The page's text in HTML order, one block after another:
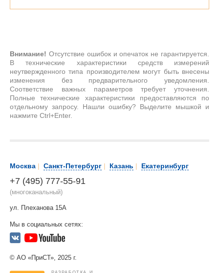
Внимание! Отсутствие ошибок и опечаток не гарантируется.
В технические характеристики средств измерений
неутвержденного типа производителем могут быть внесены
изменения без предварительного уведомления.
Соответствие важных параметров требует уточнения.
Полные технические характеристики предоставляются по
отдельному запросу. Нашли ошибку? Выделите мышкой и
нажмите Ctrl+Enter.
Москва | Санкт-Петербург | Казань | Екатеринбург
+7 (495) 777-55-91
(многоканальный)
ул. Плеханова 15А
Мы в социальных сетях:
© АО «ПриСТ», 2025 г.